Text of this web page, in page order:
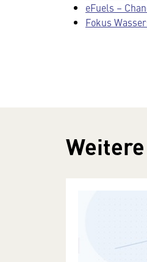
eFuels –
Fokus